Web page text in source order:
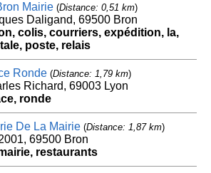
Mairie(Distance: 0,51 km)
Daligand, 69500 Bron
colis, courriers, expédition, la,
poste, relais
Ronde(Distance: 1,79 km)
Richard, 69003 Lyon
ronde
De La Mairie(Distance: 1,87 km)
69500 Bron
restaurants